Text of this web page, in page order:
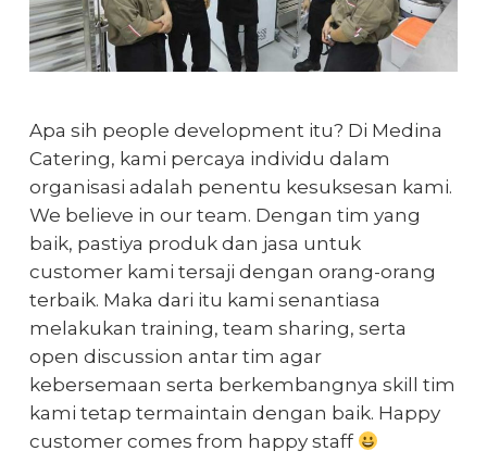
Apa sih people development itu? Di Medina
Catering, kami percaya individu dalam
organisasi adalah penentu kesuksesan kami.
We believe in our team. Dengan tim yang
baik, pastiya produk dan jasa untuk
customer kami tersaji dengan orang-orang
terbaik. Maka dari itu kami senantiasa
melakukan training, team sharing, serta
open discussion antar tim agar
kebersemaan serta berkembangnya skill tim
kami tetap termaintain dengan baik. Happy
customer comes from happy staff